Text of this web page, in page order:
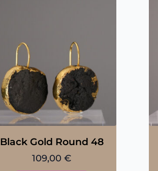
Black Gold Round 48
109,00€